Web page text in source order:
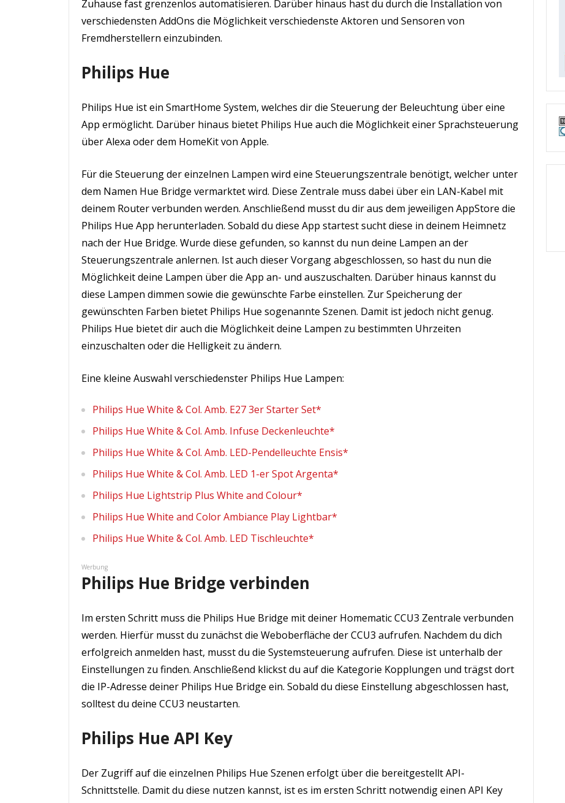
Zuhause fast grenzenlos automatisieren. Darüber hinaus hast du durch die Installation von
verschiedensten AddOns die Möglichkeit verschiedenste Aktoren und Sensoren von
Fremdherstellern einzubinden.
Philips Hue
Philips Hue ist ein SmartHome System, welches dir die Steuerung der Beleuchtung über eine
App ermöglicht. Darüber hinaus bietet Philips Hue auch die Möglichkeit einer Sprachsteuerung
über Alexa oder dem HomeKit von Apple.
Für die Steuerung der einzelnen Lampen wird eine Steuerungszentrale benötigt, welcher unter
dem Namen Hue Bridge vermarktet wird. Diese Zentrale muss dabei über ein LAN-Kabel mit
deinem Router verbunden werden. Anschließend musst du dir aus dem jeweiligen AppStore die
Philips Hue App herunterladen. Sobald du diese App startest sucht diese in deinem Heimnetz
nach der Hue Bridge. Wurde diese gefunden, so kannst du nun deine Lampen an der
Steuerungszentrale anlernen. Ist auch dieser Vorgang abgeschlossen, so hast du nun die
Möglichkeit deine Lampen über die App an- und auszuschalten. Darüber hinaus kannst du
diese Lampen dimmen sowie die gewünschte Farbe einstellen. Zur Speicherung der
gewünschten Farben bietet Philips Hue sogenannte Szenen. Damit ist jedoch nicht genug.
Philips Hue bietet dir auch die Möglichkeit deine Lampen zu bestimmten Uhrzeiten
einzuschalten oder die Helligkeit zu ändern.
Eine kleine Auswahl verschiedenster Philips Hue Lampen:
Philips Hue White & Col. Amb. E27 3er Starter Set*
Philips Hue White & Col. Amb. Infuse Deckenleuchte*
Philips Hue White & Col. Amb. LED-Pendelleuchte Ensis*
Philips Hue White & Col. Amb. LED 1-er Spot Argenta*
Philips Hue Lightstrip Plus White and Colour*
Philips Hue White and Color Ambiance Play Lightbar*
Philips Hue White & Col. Amb. LED Tischleuchte*
Werbung
Philips Hue Bridge verbinden
Im ersten Schritt muss die Philips Hue Bridge mit deiner Homematic CCU3 Zentrale verbunden
werden. Hierfür musst du zunächst die Weboberfläche der CCU3 aufrufen. Nachdem du dich
erfolgreich anmelden hast, musst du die Systemsteuerung aufrufen. Diese ist unterhalb der
Einstellungen zu finden. Anschließend klickst du auf die Kategorie Kopplungen und trägst dort
die IP-Adresse deiner Philips Hue Bridge ein. Sobald du diese Einstellung abgeschlossen hast,
solltest du deine CCU3 neustarten.
Philips Hue API Key
Der Zugriff auf die einzelnen Philips Hue Szenen erfolgt über die bereitgestellt API-
Schnittstelle. Damit du diese nutzen kannst, ist es im ersten Schritt notwendig einen API Key